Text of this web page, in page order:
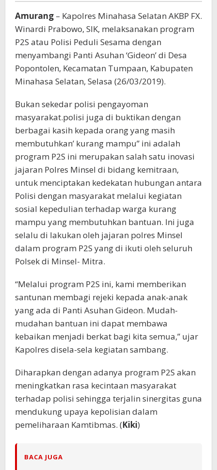
Tumpaan
Amurang – Kapolres Minahasa Selatan AKBP FX.
Winardi Prabowo, SIK, melaksanakan program
P2S atau Polisi Peduli Sesama dengan
menyambangi Panti Asuhan ‘Gideon’ di Desa
Popontolen, Kecamatan Tumpaan, Kabupaten
Minahasa Selatan, Selasa (26/03/2019).
Bukan sekedar polisi pengayoman
masyarakat.polisi juga di buktikan dengan
berbagai kasih kepada orang yang masih
membutuhkan’ kurang mampu” ini adalah
program P2S ini merupakan salah satu inovasi
jajaran Polres Minsel di bidang kemitraan,
untuk menciptakan kedekatan hubungan antara
Polisi dengan masyarakat melalui kegiatan
sosial kepedulian terhadap warga kurang
mampu yang membutuhkan bantuan. Ini juga
selalu di lakukan oleh jajaran polres Minsel
dalam program P2S yang di ikuti oleh seluruh
Polsek di Minsel- Mitra.
“Melalui program P2S ini, kami memberikan
santunan membagi rejeki kepada anak-anak
yang ada di Panti Asuhan Gideon. Mudah-
mudahan bantuan ini dapat membawa
kebaikan menjadi berkat bagi kita semua,” ujar
Kapolres disela-sela kegiatan sambang.
Diharapkan dengan adanya program P2S akan
meningkatkan rasa kecintaan masyarakat
terhadap polisi sehingga terjalin sinergitas guna
mendukung upaya kepolisian dalam
pemeliharaan Kamtibmas. (Kiki)
BACA JUGA